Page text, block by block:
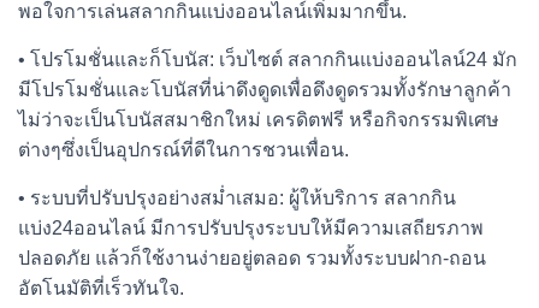
พอใจการเล่นสลากกินแบ่งออนไลน์เพิ่มมากขึ้น.
• โปรโมชั่นและก็โบนัส: เว็บไซต์ สลากกินแบ่งออนไลน์24 มัก
มีโปรโมชั่นและโบนัสที่น่าดึงดูดเพื่อดึงดูดรวมทั้งรักษาลูกค้า
ไม่ว่าจะเป็นโบนัสสมาชิกใหม่ เครดิตฟรี หรือกิจกรรมพิเศษ
ต่างๆซึ่งเป็นอุปกรณ์ที่ดีในการชวนเพื่อน.
• ระบบที่ปรับปรุงอย่างสม่ำเสมอ: ผู้ให้บริการ สลากกิน
แบ่ง24ออนไลน์ มีการปรับปรุงระบบให้มีความเสถียรภาพ
ปลอดภัย แล้วก็ใช้งานง่ายอยู่ตลอด รวมทั้งระบบฝาก-ถอน
อัตโนมัติที่เร็วทันใจ.